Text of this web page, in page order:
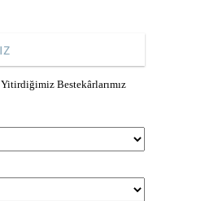
Bestekârlarımız